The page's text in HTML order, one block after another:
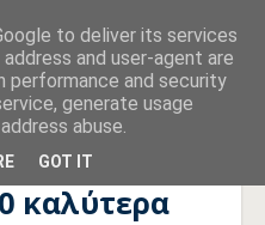
Tα 20 καλύτερα σπίτια του
καλύτερα
to deliver its services
and user-agent are
performance and security
generate usage
abuse.
GOT IT